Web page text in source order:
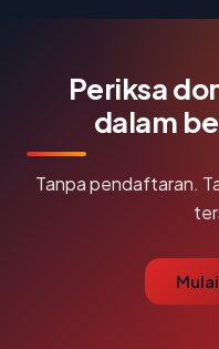
Periksa
dalam
Tanpa pendaftaran.